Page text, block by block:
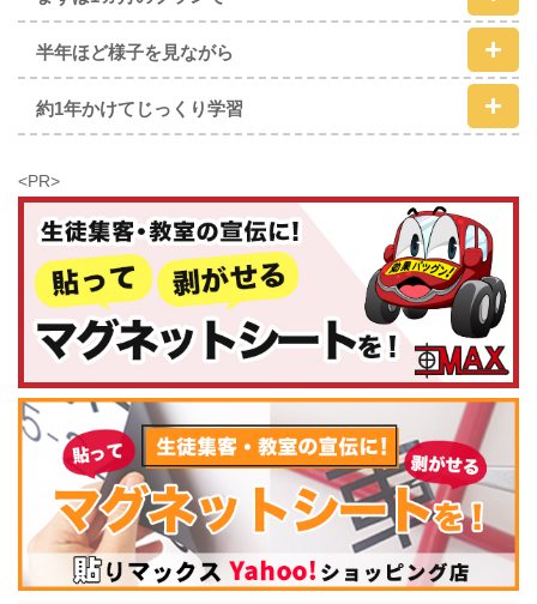
半年ほど様子を見ながら
約1年かけてじっくり学習
<PR>